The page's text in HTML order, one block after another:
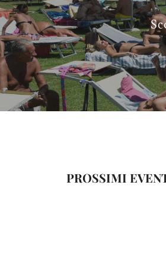
PROSSIMI